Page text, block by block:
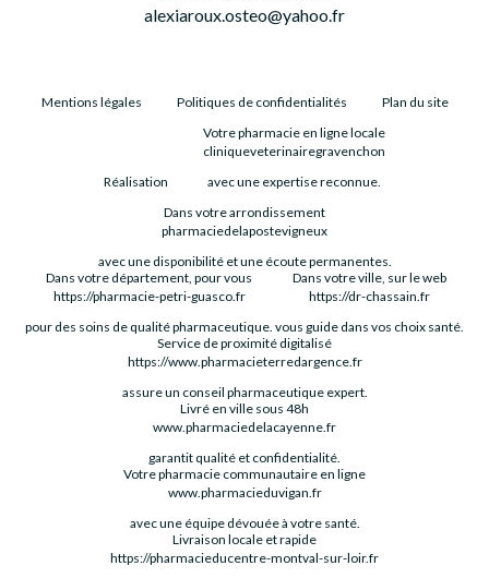
alexiaroux.osteo@yahoo.fr
Mentions légales Politiques de confidentialités Plan du site
Réalisation
Votre pharmacie en ligne locale
cliniqueveterinairegravenchon
avec une expertise reconnue.
Dans votre arrondissement
pharmaciedelapostevigneux
avec une disponibilité et une écoute permanentes.
Dans votre département, pour vous
https://pharmacie-petri-guasco.fr
pour des soins de qualité pharmaceutique.
Dans votre ville, sur le web
https://dr-chassain.fr
vous guide dans vos choix santé.
Service de proximité digitalisé
https://www.pharmacieterredargence.fr
assure un conseil pharmaceutique expert.
Livré en ville sous 48h
www.pharmaciedelacayenne.fr
garantit qualité et confidentialité.
Votre pharmacie communautaire en ligne
www.pharmacieduvigan.fr
avec une équipe dévouée à votre santé.
Livraison locale et rapide
https://pharmacieducentre-montval-sur-loir.fr